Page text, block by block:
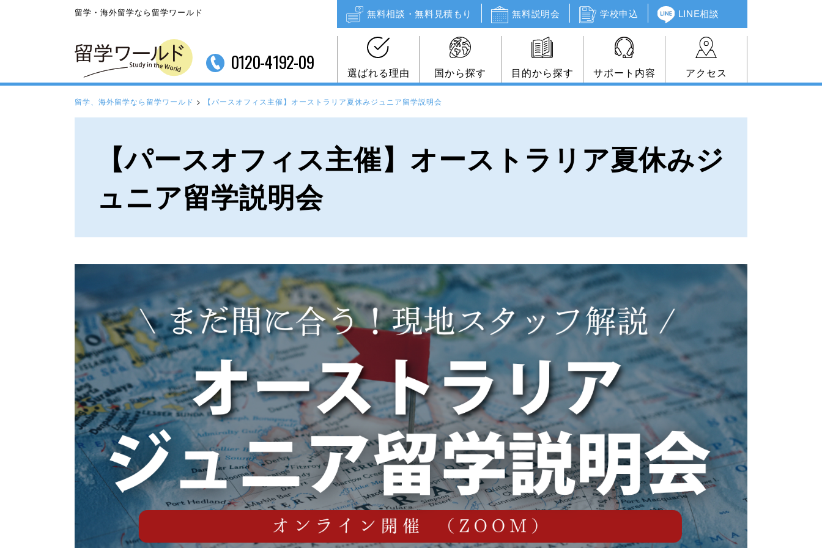
留学・海外留学なら留学ワールド 無料相談・無料見積もり 無料説明会 学校申込 LINE相談
0120-4192-09 選ばれる理由 国から探す 目的から探す サポート内容 アクセス
留学、海外留学なら留学ワールド > 【パースオフィス主催】オーストラリア夏休みジュニア留学説明会
【パースオフィス主催】オーストラリア夏休みジ
ュニア留学説明会